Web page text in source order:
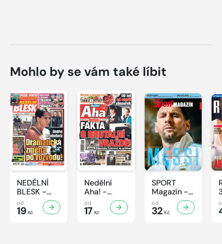
Mohlo by se vám také líbit
NEDĚLNÍ
BLESK -
32/2026
od
19 Kč
Nedělní
Aha! -
32/2026
od
17 Kč
SPORT
Magazín -
32/2026
od
32 Kč